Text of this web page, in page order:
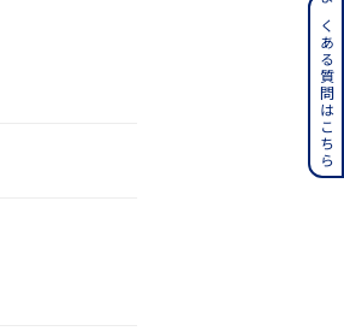
よくある質問はこちら